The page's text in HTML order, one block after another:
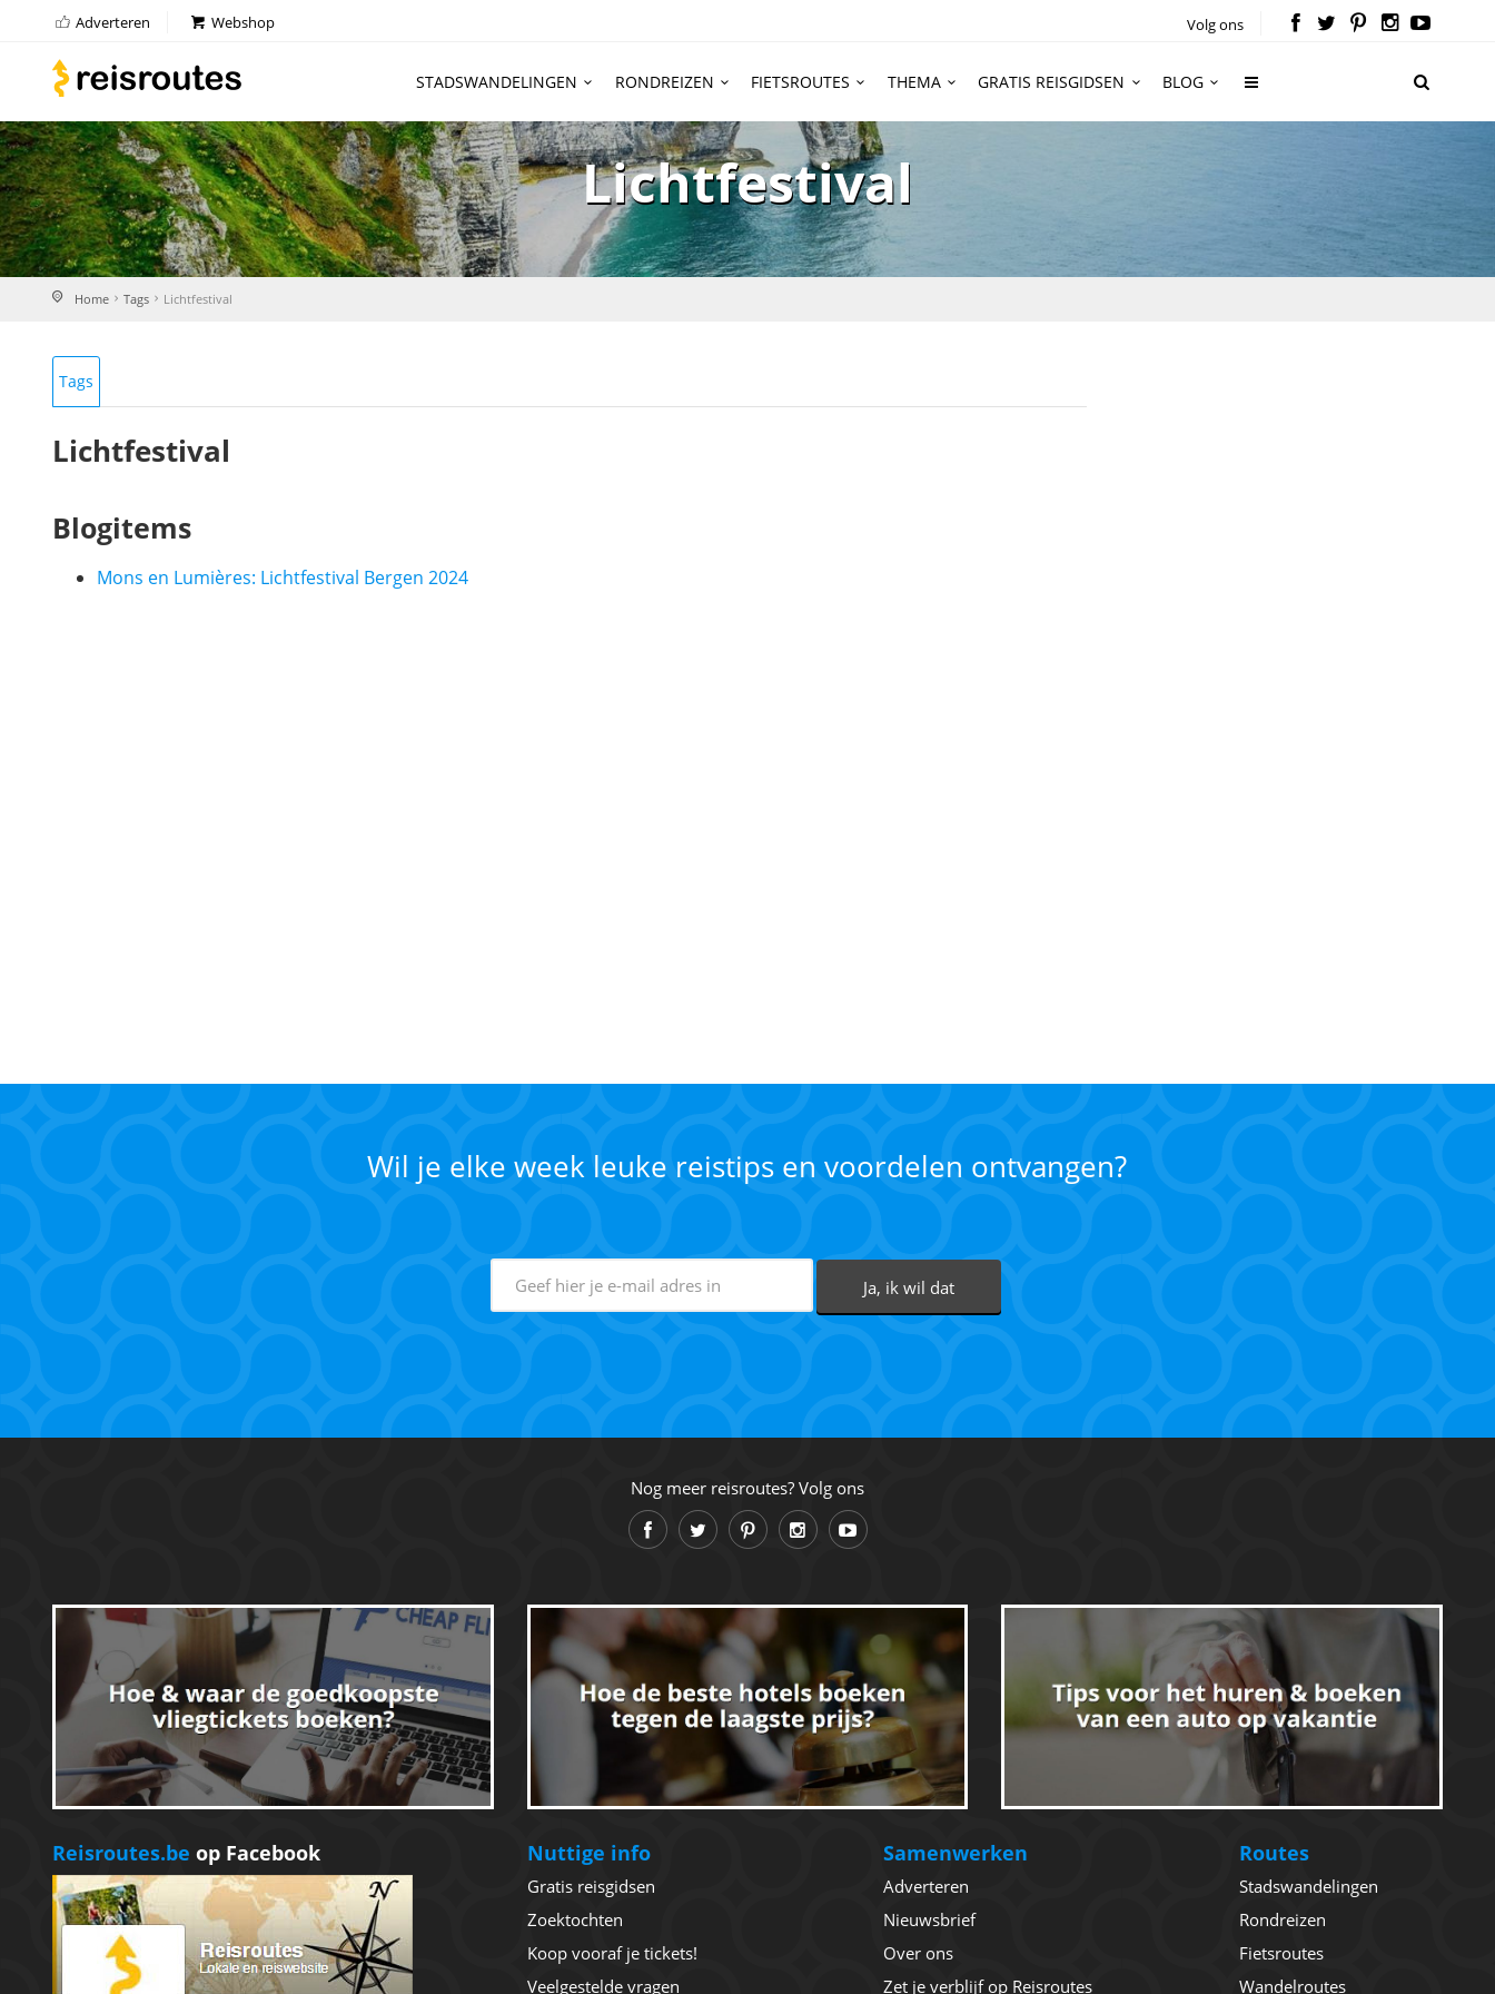
Adverteren Webshop Volg ons
STADSWANDELINGEN RONDREIZEN FIETSROUTES THEMA GRATIS REISGIDSEN BLOG
Lichtfestival
Home Tags Lichtfestival
Tags
Lichtfestival
Blogitems
Mons en Lumières: Lichtfestival Bergen 2024
Wil je elke week leuke reistips en voordelen ontvangen?
Nog meer reisroutes? Volg ons
Reisroutes.be op Facebook Nuttige info
Gratis reisgidsen
Zoektochten
Koop vooraf je tickets!
Veelgestelde vragen
Samenwerken
Adverteren
Nieuwsbrief
Over ons
Zet je verblijf op Reisroutes
Routes
Stadswandelingen
Rondreizen
Fietsroutes
Wandelroutes